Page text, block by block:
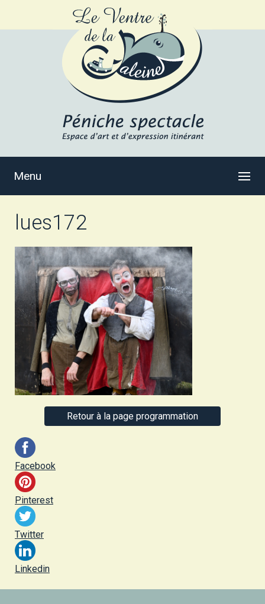
Menu
lues172
Retour à la page programmation
Facebook
Pinterest
Twitter
Linkedin